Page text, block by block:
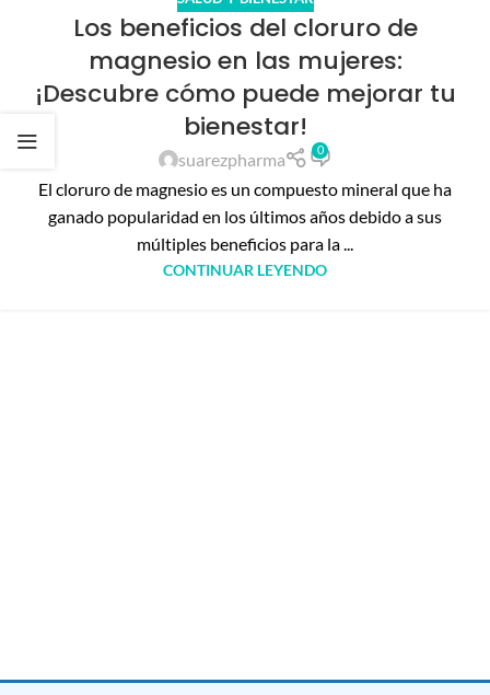
Los beneficios del cloruro de
magnesio en las mujeres:
¡Descubre cómo puede mejorar tu
bienestar!
suarezpharma 0
El cloruro de magnesio es un compuesto mineral que ha
ganado popularidad en los últimos años debido a sus
múltiples beneficios para la ...
CONTINUAR LEYENDO